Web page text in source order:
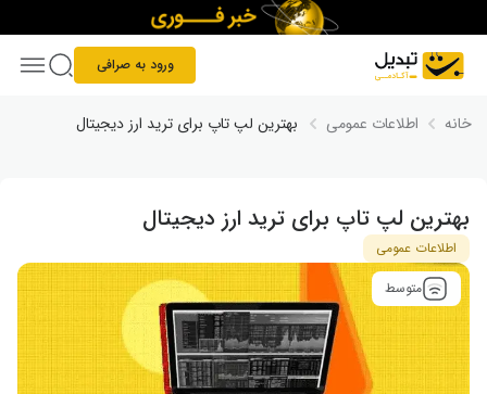
ورود به صرافی
خانه اطلاعات عمومی بهترین لپ تاپ برای ترید ارز دیجیتال​
بهترین لپ تاپ برای ترید ارز دیجیتال​
اطلاعات عمومی
متوسط